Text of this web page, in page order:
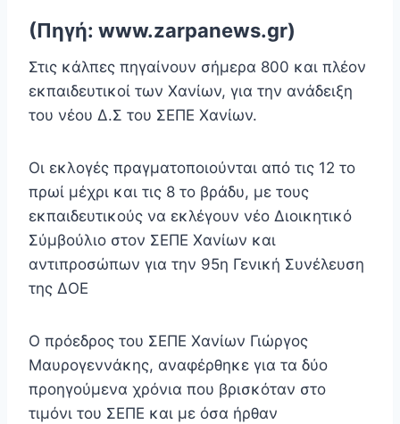
(Πηγή: www.zarpanews.gr)
Στις κάλπες πηγαίνουν σήμερα 800 και πλέον
εκπαιδευτικοί των Χανίων, για την ανάδειξη
του νέου Δ.Σ του ΣΕΠΕ Χανίων.
Οι εκλογές πραγματοποιούνται από τις 12 το
πρωί μέχρι και τις 8 το βράδυ, με τους
εκπαιδευτικούς να εκλέγουν νέο Διοικητικό
Σύμβούλιο στον ΣΕΠΕ Χανίων και
αντιπροσώπων για την 95η Γενική Συνέλευση
της ΔΟΕ
Ο πρόεδρος του ΣΕΠΕ Χανίων Γιώργος
Μαυρογεννάκης, αναφέρθηκε για τα δύο
προηγούμενα χρόνια που βρισκόταν στο
τιμόνι του ΣΕΠΕ και με όσα ήρθαν